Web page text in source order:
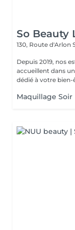
So Beauty
130, Route d'Arlon
Depuis 2019, nos
accueillent dans
dédié à votre bien-
Maquillage Soir